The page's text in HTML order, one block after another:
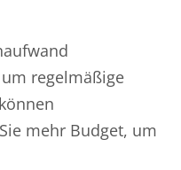
regelmäßige
mehr Budget, um